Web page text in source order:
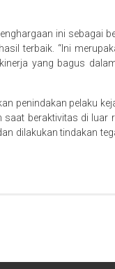
ini sebagai
terbaik. “Ini
yang bagus
penindakan pelaku
beraktivitas di luar
dilakukan tindakan